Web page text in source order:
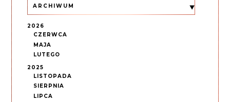
ARCHIWUM
2026
CZERWCA
MAJA
LUTEGO
2025
LISTOPADA
SIERPNIA
LIPCA